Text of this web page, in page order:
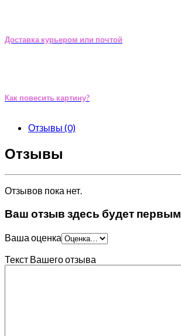
Доставка курьером или почтой
Как повесить картину?
Отзывы (0)
Отзывы
Отзывов пока нет.
Ваш отзыв здесь будет первым
Ваша оценка
Текст Вашего отзыва